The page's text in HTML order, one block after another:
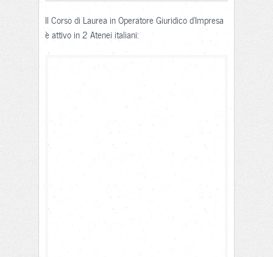
Il Corso di Laurea in Operatore Giuridico d'Impresa
è attivo in 2 Atenei italiani: